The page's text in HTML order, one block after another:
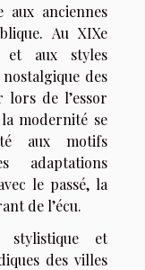
aux anciennes
Au XIXe
et aux styles
des
lors de l’essor
modernité se
aux motifs
adaptations
le passé, la
de l’écu.
stylistique et
des villes